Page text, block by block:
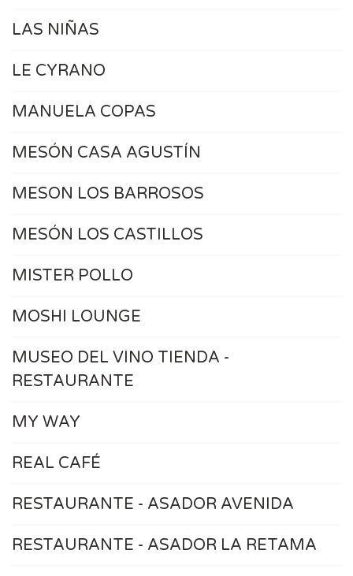
LAS NIÑAS
LE CYRANO
MANUELA COPAS
MESÓN CASA AGUSTÍN
MESON LOS BARROSOS
MESÓN LOS CASTILLOS
MISTER POLLO
MOSHI LOUNGE
MUSEO DEL VINO TIENDA -
RESTAURANTE
MY WAY
REAL CAFÉ
RESTAURANTE - ASADOR AVENIDA
RESTAURANTE - ASADOR LA RETAMA